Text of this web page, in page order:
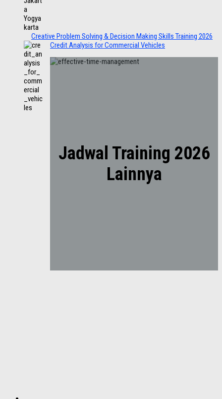
Creative Problem Solving & Decision Making Skills Training 2026
Credit Analysis for Commercial Vehicles
Jadwal Training 2026
Lainnya